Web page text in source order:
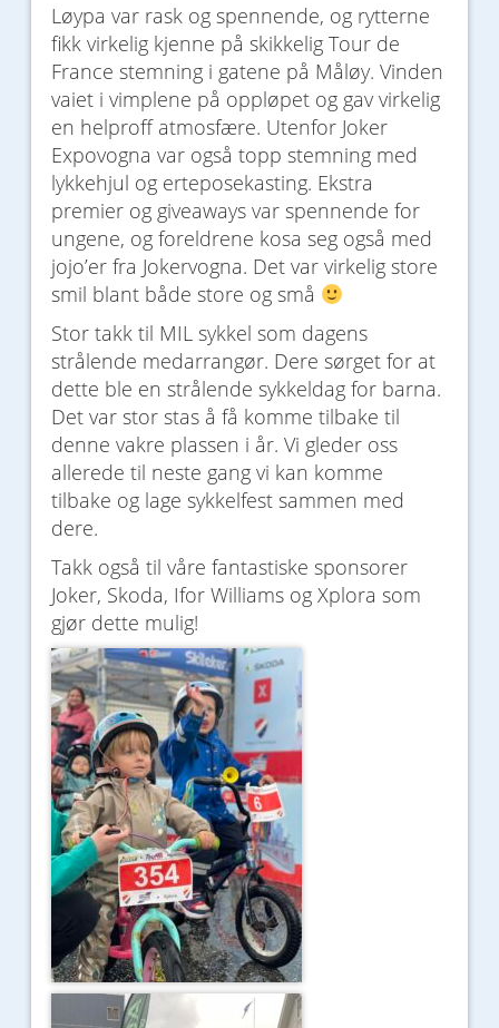
Løypa var rask og spennende, og rytterne
fikk virkelig kjenne på skikkelig Tour de
France stemning i gatene på Måløy. Vinden
vaiet i vimplene på oppløpet og gav virkelig
en helproff atmosfære. Utenfor Joker
Expovogna var også topp stemning med
lykkehjul og erteposekasting. Ekstra
premier og giveaways var spennende for
ungene, og foreldrene kosa seg også med
jojo’er fra Jokervogna. Det var virkelig store
smil blant både store og små
Stor takk til MIL sykkel som dagens
strålende medarrangør. Dere sørget for at
dette ble en strålende sykkeldag for barna.
Det var stor stas å få komme tilbake til
denne vakre plassen i år. Vi gleder oss
allerede til neste gang vi kan komme
tilbake og lage sykkelfest sammen med
dere.
Takk også til våre fantastiske sponsorer
Joker, Skoda, Ifor Williams og Xplora som
gjør dette mulig!